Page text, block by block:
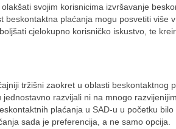
svojim korisnicima izvršavanje
beskontaktna plaćanja mogu posvetiti više
cjelokupno korisničko iskustvo, te
tržišni zaokret u oblasti beskontaktnog
razvijali ni na mnogo
plaćanja u SAD-u u početku bilo
sada je preferencija, a ne samo opcija.